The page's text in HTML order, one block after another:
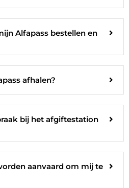
Alfapass bestellen en
afhalen?
bij het afgiftestation
aanvaard om mij te